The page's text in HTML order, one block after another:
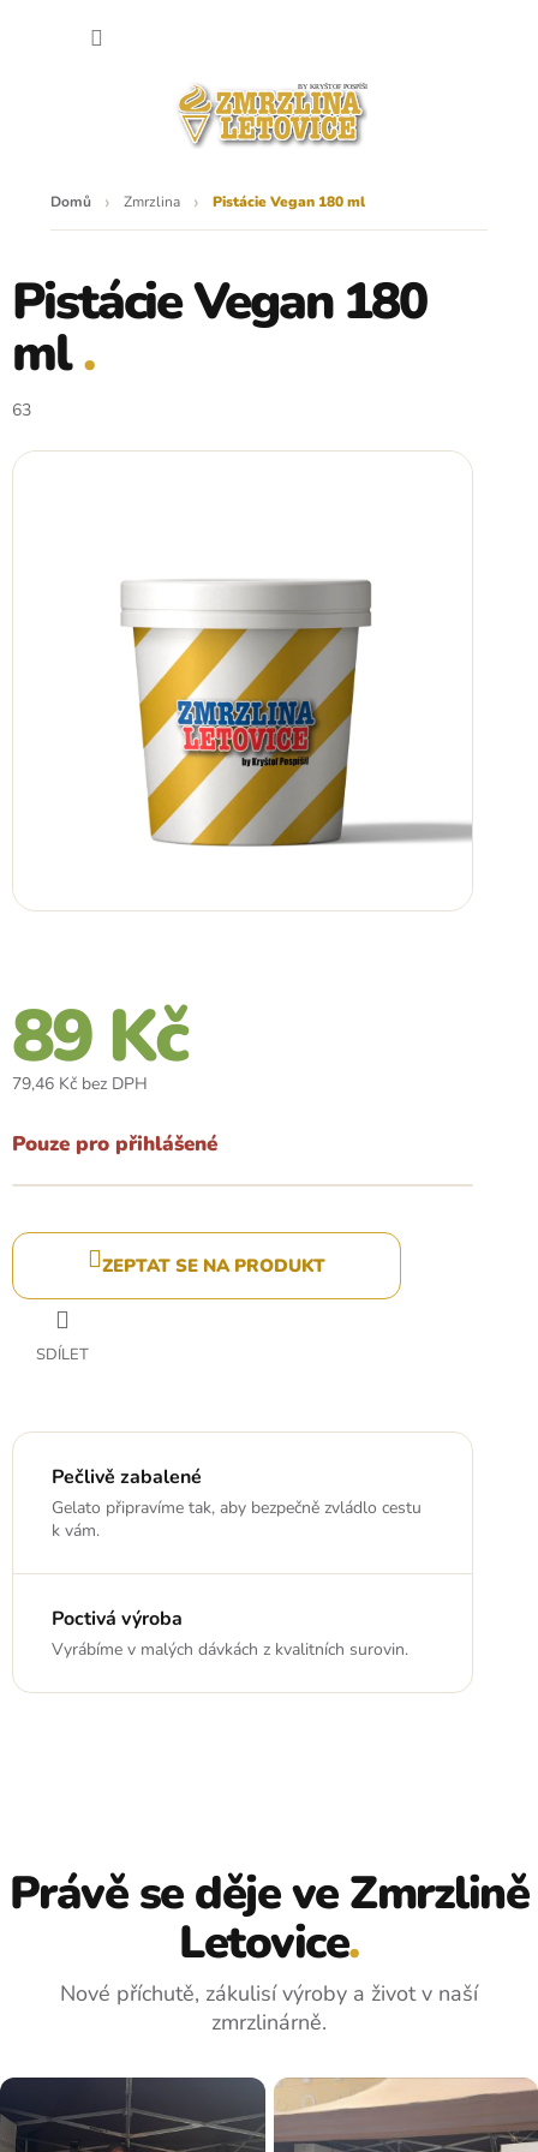
Domů Zmrzlina Pistácie Vegan 180 ml
Pistácie Vegan 180
ml
63
89 Kč
79,46 Kč bez DPH
Pouze pro přihlášené
ZEPTAT SE NA PRODUKT
SDÍLET
Pečlivě zabalené
Gelato připravíme tak, aby bezpečně zvládlo cestu
k vám.
Poctivá výroba
Vyrábíme v malých dávkách z kvalitních surovin.
Právě se děje ve Zmrzlině
Letovice.
Nové příchutě, zákulisí výroby a život v naší
zmrzlinárně.